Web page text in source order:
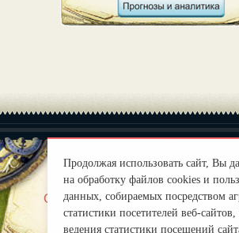
О нас |
mirprognoz@mail.ru
Продолжая использовать сайт, Вы
на обработку файлов cookies и
данных, собираемых посредством
статистики посетителей веб-сайтов,
ведения статистики посещений